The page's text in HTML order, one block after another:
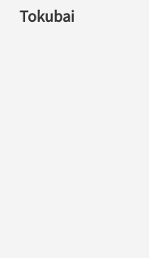
Tokubai